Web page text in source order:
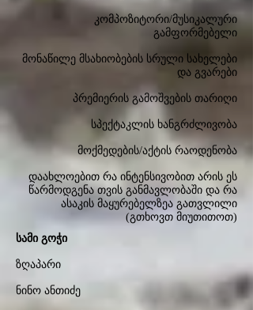
კომპოზიტორი/მუსიკალური
გამფორმებელი
მონაწილე მსახიობების სრული სახელები
და გვარები
პრემიერის გამოშვების თარიღი
სპექტაკლის ხანგრძლივობა
მოქმედების/აქტის რაოდენობა
დაახლოებით რა ინტენსივობით არის ეს
წარმოდგენა თვის განმავლობაში და რა
ასაკის მაყურებელზეა გათვლილი
(გთხოვთ მიუთითოთ)
სამი გოჭი
ზღაპარი
ნინო ანთიძე